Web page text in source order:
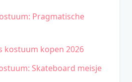
Pragmatische
kostuum kopen 2026
Skateboard meisje